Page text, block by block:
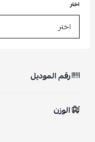
اختر
رقم الموديل
الوزن